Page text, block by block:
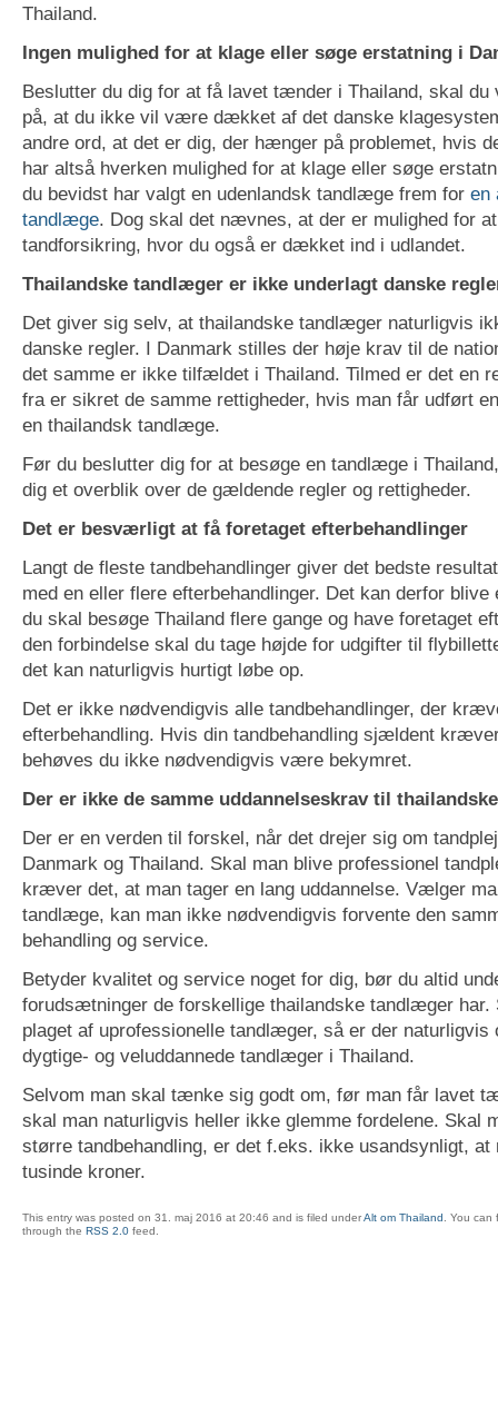
Thailand.
Ingen mulighed for at klage eller søge erstatning i
Beslutter du dig for at få lavet tænder i Thailand, skal
på, at du ikke vil være dækket af det danske
andre ord, at det er dig, der hænger på problemet, hvis
har altså hverken mulighed for at klage eller søge
du bevidst har valgt en udenlandsk tandlæge frem for en
tandlæge. Dog skal det nævnes, at der er mulighed for
tandforsikring, hvor du også er dækket ind i udlandet.
Thailandske tandlæger er ikke underlagt danske
Det giver sig selv, at thailandske tandlæger naturligvis
danske regler. I Danmark stilles der høje krav til de
det samme er ikke tilfældet i Thailand. Tilmed er det en
fra er sikret de samme rettigheder, hvis man får udført
en thailandsk tandlæge.
Før du beslutter dig for at besøge en tandlæge i
dig et overblik over de gældende regler og rettigheder.
Det er besværligt at få foretaget efterbehandlinger
Langt de fleste tandbehandlinger giver det bedste
med en eller flere efterbehandlinger. Det kan derfor
du skal besøge Thailand flere gange og have foretaget
den forbindelse skal du tage højde for udgifter til
det kan naturligvis hurtigt løbe op.
Det er ikke nødvendigvis alle tandbehandlinger, der
efterbehandling. Hvis din tandbehandling sjældent
behøves du ikke nødvendigvis være bekymret.
Der er ikke de samme uddannelseskrav til
Der er en verden til forskel, når det drejer sig om
Danmark og Thailand. Skal man blive professionel
kræver det, at man tager en lang uddannelse. Vælger
tandlæge, kan man ikke nødvendigvis forvente den
behandling og service.
Betyder kvalitet og service noget for dig, bør du altid
forudsætninger de forskellige thailandske tandlæger har.
plaget af uprofessionelle tandlæger, så er der naturligvis
dygtige- og veluddannede tandlæger i Thailand.
Selvom man skal tænke sig godt om, før man får lavet
skal man naturligvis heller ikke glemme fordelene. Skal
større tandbehandling, er det f.eks. ikke usandsynligt, at
tusinde kroner.
This entry was posted on 31. maj 2016 at 20:46 and is filed underAlt om Thailand . You
through the RSS 2.0feed.